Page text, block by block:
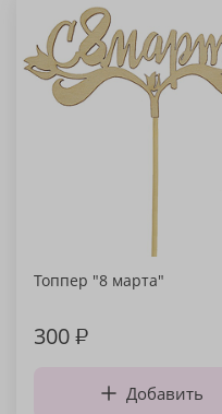
Топпер "8 марта"
300₽
Добавить